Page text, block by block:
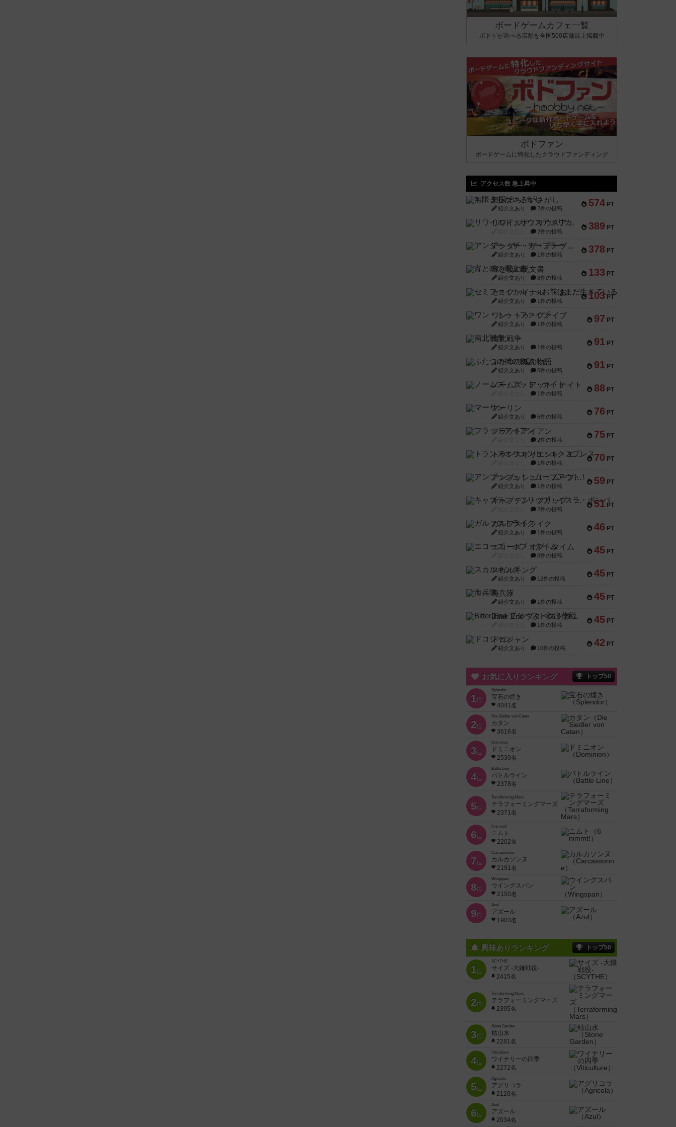
ボードゲームカフェ一覧
ボドゲが遊べる店舗を全国500店舗以上掲載中
ボドファン
ボードゲームに特化したクラウドファンディング
アクセス数 急上昇中
574 PT
無限まちがいさがし
紹介文あり 2件の投稿
389 PT
リワイルド：サウスアメリカ
2件の投稿
378 PT
アンダー・ザ・テーブラー
紹介文あり 1件の投稿
133 PT
宵と暁の呪文書
紹介文あり 8件の投稿
103 PT
セミファイナル ～お前はまだ生きている～
紹介文あり 1件の投稿
97 PT
ワン・トゥ・ファイブ
紹介文あり 1件の投稿
91 PT
南北戦争
紹介文あり 1件の投稿
91 PT
ふたつの城の物語
紹介文あり 6件の投稿
88 PT
ノームズ・アット・ナイト
1件の投稿
76 PT
マーリン
紹介文あり 6件の投稿
75 PT
フラットアイアン
2件の投稿
70 PT
トランスオリエント・エクスプレス
1件の投稿
59 PT
アンブッシュ！：ムーブアウト！
紹介文あり 1件の投稿
51 PT
キャプテン・フリップ：イスラ・ボンバ
2件の投稿
46 PT
ガルフストライク
紹介文あり 1件の投稿
45 PT
エコーズ・オブ・タイム
8件の投稿
45 PT
スカルキング
紹介文あり 12件の投稿
45 PT
海兵隊
紹介文あり 1件の投稿
45 PT
Bitter End ブタペスト救出作戦
1件の投稿
42 PT
ドコジャン
紹介文あり 10件の投稿
お気に入りランキング トップ50
1位
Splendor
宝石の煌き
4041名
2位
Die Siedler von Catan
カタン
3616名
3位
Dominion
ドミニオン
2530名
4位
Battle Line
バトルライン
2378名
5位
Terraforming Mars
テラフォーミングマーズ
2371名
6位
6 nimmt!
ニムト
2202名
7位
Carcassonne
カルカソンヌ
2191名
8位
Wingspan
ウイングスパン
2150名
9位
Azul
アズール
1903名
興味ありランキング トップ50
1位
SCYTHE
サイズ -大鎌戦役-
2415名
2位
Terraforming Mars
テラフォーミングマーズ
2395名
3位
Stone Garden
枯山水
2281名
4位
Viticulture
ワイナリーの四季
2272名
5位
Agricola
アグリコラ
2120名
6位
Azul
アズール
2034名